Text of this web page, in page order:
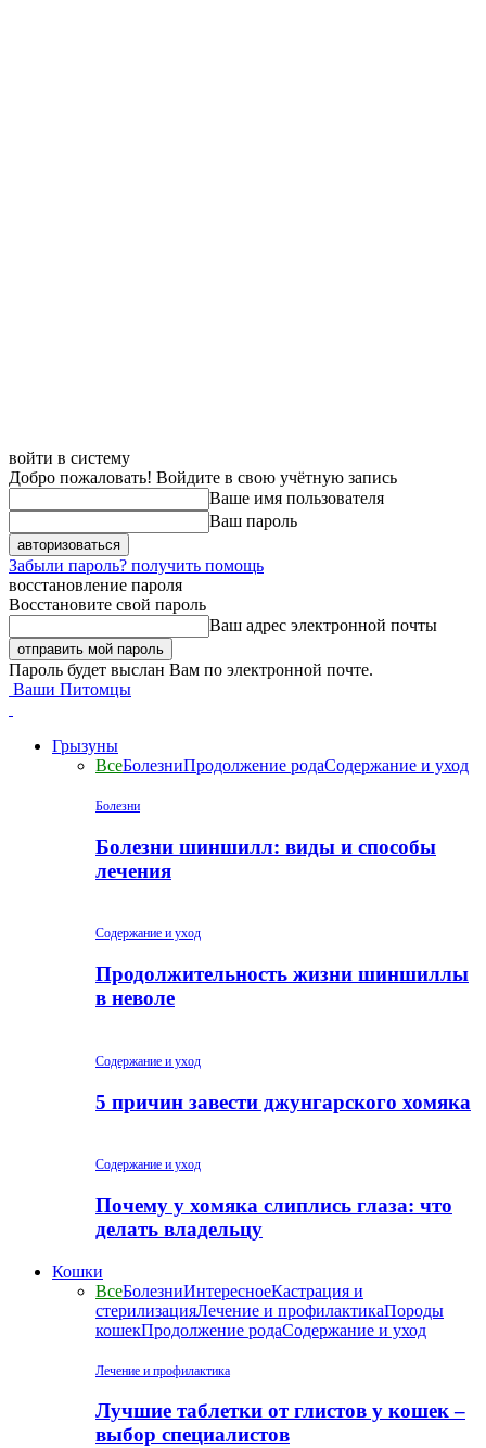
войти в систему
Добро пожаловать! Войдите в свою учётную запись
Ваше имя пользователя
Ваш пароль
Забыли пароль? получить помощь
восстановление пароля
Восстановите свой пароль
Ваш адрес электронной почты
Пароль будет выслан Вам по электронной почте.
Ваши Питомцы
Грызуны
ВсеБолезниПродолжение родаСодержание и уход
Болезни
Болезни шиншилл: виды и способы
лечения
Содержание и уход
Продолжительность жизни шиншиллы
в неволе
Содержание и уход
5 причин завести джунгарского хомяка
Содержание и уход
Почему у хомяка слиплись глаза: что
делать владельцу
Кошки
ВсеБолезниИнтересноеКастрация и
стерилизацияЛечение и профилактикаПороды
кошекПродолжение родаСодержание и уход
Лечение и профилактика
Лучшие таблетки от глистов у кошек –
выбор специалистов